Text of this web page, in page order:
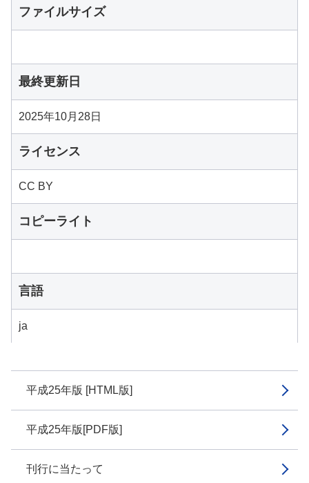
平成25年版 [HTML版]
平成25年版[PDF版]
刊行に当たって
ファイルサイズ
最終更新日
2025年10月28日
ライセンス
CC BY
コピーライト
言語
ja